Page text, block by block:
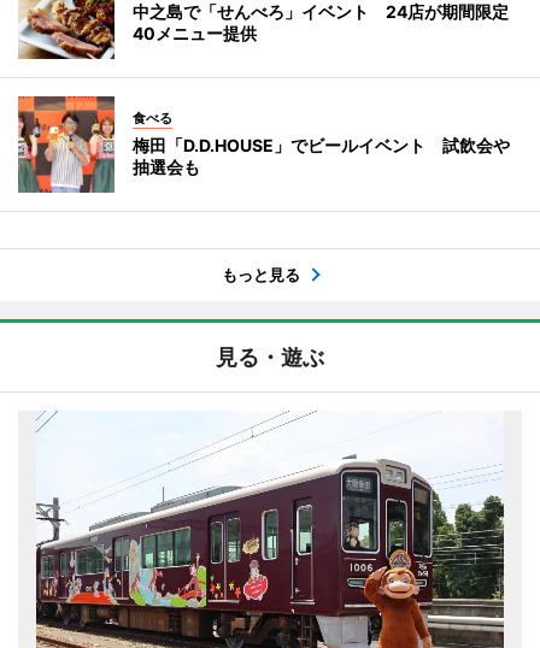
中之島で「せんべろ」イベント 24店が期間限定
40メニュー提供
食べる
梅田「D.D.HOUSE」でビールイベント 試飲会や
抽選会も
もっと見る
見る・遊ぶ